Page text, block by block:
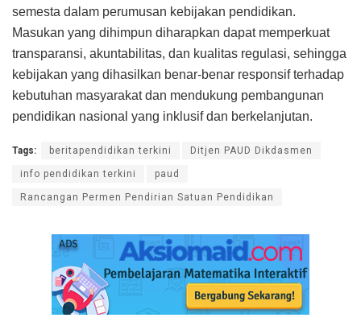
semesta dalam perumusan kebijakan pendidikan.
Masukan yang dihimpun diharapkan dapat memperkuat
transparansi, akuntabilitas, dan kualitas regulasi, sehingga
kebijakan yang dihasilkan benar-benar responsif terhadap
kebutuhan masyarakat dan mendukung pembangunan
pendidikan nasional yang inklusif dan berkelanjutan.
Tags: beritapendidikan terkini Ditjen PAUD Dikdasmen
info pendidikan terkini paud
Rancangan Permen Pendirian Satuan Pendidikan